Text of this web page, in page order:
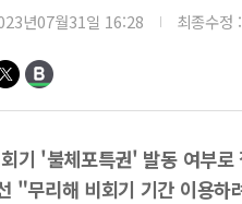
년07월31일 16:28 최종수정 :
기 '불체포특권' 발동 여부로
"무리해 비회기 기간 이용하